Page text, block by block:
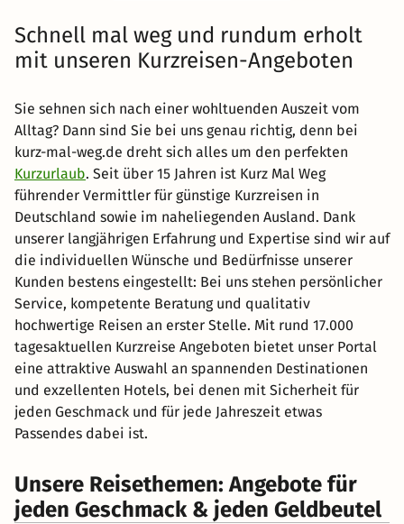
inkl. Übernachtung und Frühstück
Zum Angebot
Schnell mal weg und rundum erholt
mit unseren Kurzreisen-Angeboten
Sie sehnen sich nach einer wohltuenden Auszeit vom
Alltag? Dann sind Sie bei uns genau richtig, denn bei
kurz-mal-weg.de dreht sich alles um den perfekten
Kurzurlaub. Seit über 15 Jahren ist Kurz Mal Weg
führender Vermittler für günstige Kurzreisen in
Deutschland sowie im naheliegenden Ausland. Dank
unserer langjährigen Erfahrung und Expertise sind wir auf
die individuellen Wünsche und Bedürfnisse unserer
Kunden bestens eingestellt: Bei uns stehen persönlicher
Service, kompetente Beratung und qualitativ
hochwertige Reisen an erster Stelle. Mit rund 17.000
tagesaktuellen Kurzreise Angeboten bietet unser Portal
eine attraktive Auswahl an spannenden Destinationen
und exzellenten Hotels, bei denen mit Sicherheit für
jeden Geschmack und für jede Jahreszeit etwas
Passendes dabei ist.
Unsere Reisethemen: Angebote für
jeden Geschmack & jeden Geldbeutel